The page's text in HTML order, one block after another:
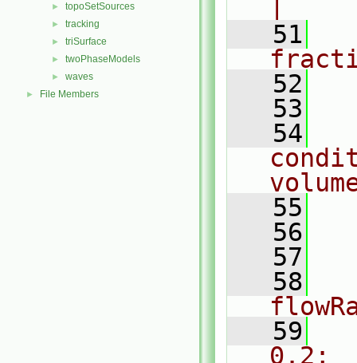
► topoSetSources
► tracking
► triSurface
► twoPhaseModels
► waves
► File Members
   51
   52
   53
   54
   55
   56
   57
   58
   59
0.2;